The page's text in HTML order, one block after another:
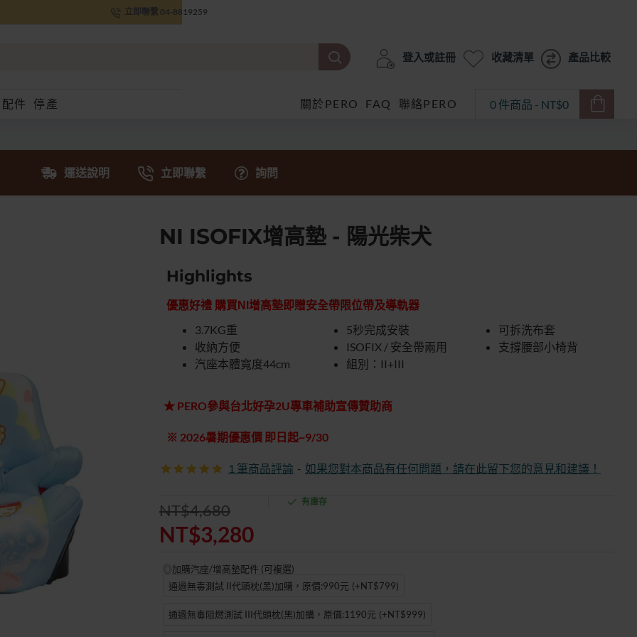
立即聯繫 04-8819259
登入或註冊 收藏清單 產品比較
配件 停產 關於PERO FAQ 聯絡PERO 0 件商品 - NT$0
運送說明 立即聯繫 詢問
NI ISOFIX增高墊 - 陽光柴犬
★ PERO參與台北好孕2U專車補助宣傳贊助商
※ 2026暑期優惠價 即日起~9/30
Highlights
優惠好禮 購買NI增高墊即贈安全帶限位帶及導軌器
3.7KG重
收納方便
汽座本體寬度44cm
5秒完成安裝
ISOFIX / 安全帶兩用
組別：II+III
可拆洗布套
支撐腰部小椅背
1 筆商品評論 - 如果您對本商品有任何問題，請在此留下您的意見和建議！
NT$3,280
NT$4,680 有庫存
◎加購汽座/增高墊配件 (可複選)
通過無毒測試 II代頭枕(黑)加購，原價:990元 (+NT$799)
通過無毒阻燃測試 III代頭枕(黑)加購，原價:1190元 (+NT$999)